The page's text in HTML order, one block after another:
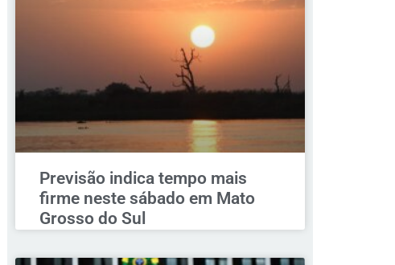
Previsão indica tempo mais
firme neste sábado em Mato
Grosso do Sul